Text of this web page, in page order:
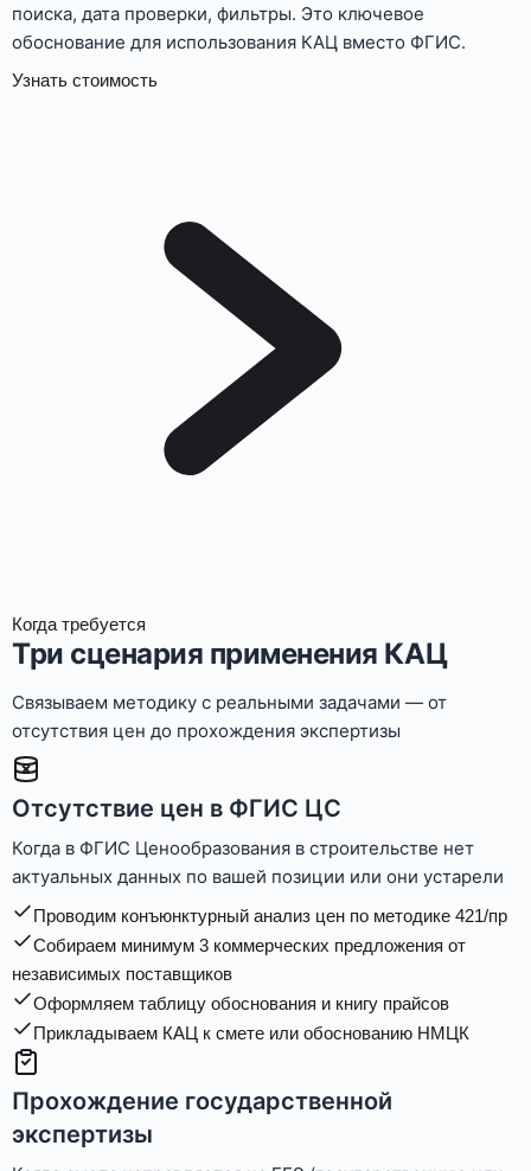
поиска, дата проверки, фильтры. Это ключевое
обоснование для использования КАЦ вместо ФГИС.
Узнать стоимость
Когда требуется
Три сценария применения КАЦ
Связываем методику с реальными задачами — от
отсутствия цен до прохождения экспертизы
Отсутствие цен в ФГИС ЦС
Когда в ФГИС Ценообразования в строительстве нет
актуальных данных по вашей позиции или они устарели
Проводим конъюнктурный анализ цен по методике 421/пр
Собираем минимум 3 коммерческих предложения от
независимых поставщиков
Оформляем таблицу обоснования и книгу прайсов
Прикладываем КАЦ к смете или обоснованию НМЦК
Прохождение государственной
экспертизы